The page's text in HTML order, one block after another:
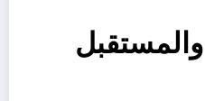
والمستقبل